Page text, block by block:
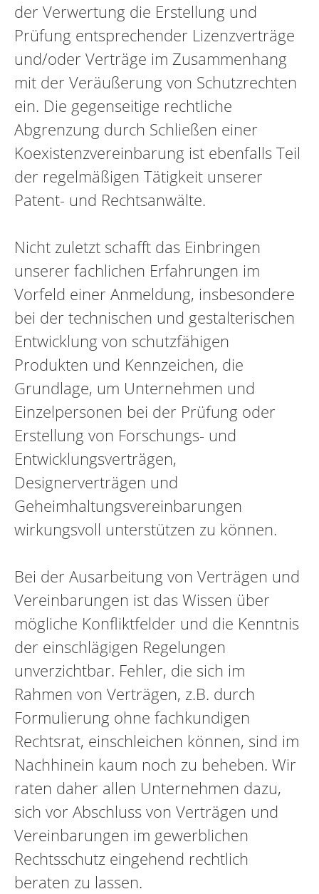
der Verwertung die Erstellung und
Prüfung entsprechender Lizenzverträge
und/oder Verträge im Zusammenhang
mit der Veräußerung von Schutzrechten
ein. Die gegenseitige rechtliche
Abgrenzung durch Schließen einer
Koexistenzvereinbarung ist ebenfalls Teil
der regelmäßigen Tätigkeit unserer
Patent- und Rechtsanwälte.
Nicht zuletzt schafft das Einbringen
unserer fachlichen Erfahrungen im
Vorfeld einer Anmeldung, insbesondere
bei der technischen und gestalterischen
Entwicklung von schutzfähigen
Produkten und Kennzeichen, die
Grundlage, um Unternehmen und
Einzelpersonen bei der Prüfung oder
Erstellung von Forschungs- und
Entwicklungsverträgen,
Designerverträgen und
Geheimhaltungsvereinbarungen
wirkungsvoll unterstützen zu können.
Bei der Ausarbeitung von Verträgen und
Vereinbarungen ist das Wissen über
mögliche Konfliktfelder und die Kenntnis
der einschlägigen Regelungen
unverzichtbar. Fehler, die sich im
Rahmen von Verträgen, z.B. durch
Formulierung ohne fachkundigen
Rechtsrat, einschleichen können, sind im
Nachhinein kaum noch zu beheben. Wir
raten daher allen Unternehmen dazu,
sich vor Abschluss von Verträgen und
Vereinbarungen im gewerblichen
Rechtsschutz eingehend rechtlich
beraten zu lassen.